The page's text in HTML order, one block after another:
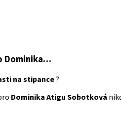
Dominika…
na stipance?
Dominika Atigu Sobotková